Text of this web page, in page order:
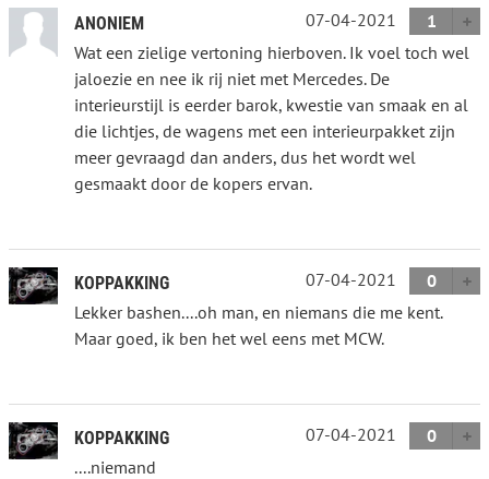
ANONIEM 07-04-2021
1
Wat een zielige vertoning hierboven. Ik voel toch wel
jaloezie en nee ik rij niet met Mercedes. De
interieurstijl is eerder barok, kwestie van smaak en al
die lichtjes, de wagens met een interieurpakket zijn
meer gevraagd dan anders, dus het wordt wel
gesmaakt door de kopers ervan.
KOPPAKKING 07-04-2021
0
Lekker bashen....oh man, en niemans die me kent.
Maar goed, ik ben het wel eens met MCW.
KOPPAKKING 07-04-2021
0
....niemand